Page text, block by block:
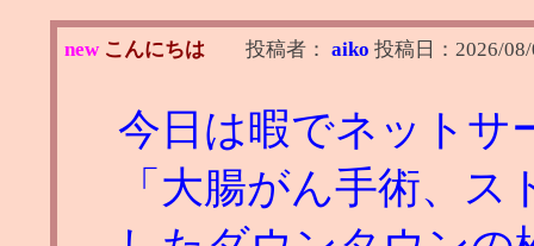
new こんにちは 投稿者： aiko 投稿日： 2026/
今日は暇でネットサ
「大腸がん手術、